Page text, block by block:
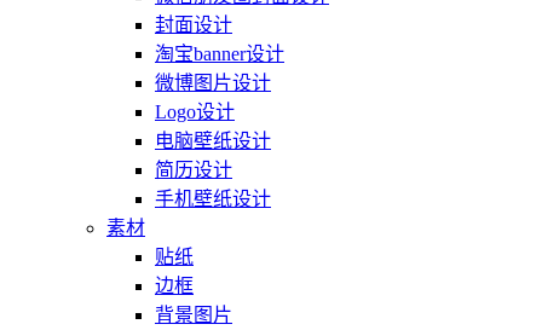
封面设计
淘宝banner设计
微博图片设计
Logo设计
电脑壁纸设计
简历设计
手机壁纸设计
素材
贴纸
边框
背景图片